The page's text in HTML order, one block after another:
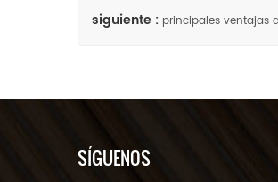
siguiente : principales ventajas
SÍGUENOS